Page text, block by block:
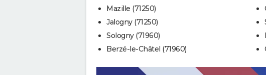
Mazille (71250)
Jalogny (71250)
Sologny (71960)
Berzé-le-Châtel (71960)